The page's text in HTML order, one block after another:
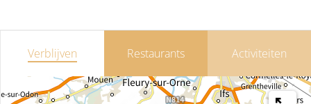
Verblijven Restaurants Activiteiten